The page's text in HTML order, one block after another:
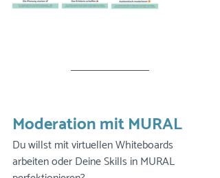
Moderation mit MURAL
Du willst mit virtuellen Whiteboards
arbeiten oder Deine Skills in MURAL